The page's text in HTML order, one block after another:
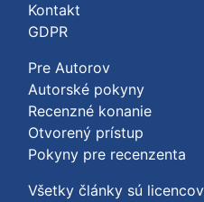
Kontakt
GDPR
Pre Autorov
Autorské pokyny
Recenzné konanie
Otvorený prístup
Pokyny pre recenzenta
Všetky články sú